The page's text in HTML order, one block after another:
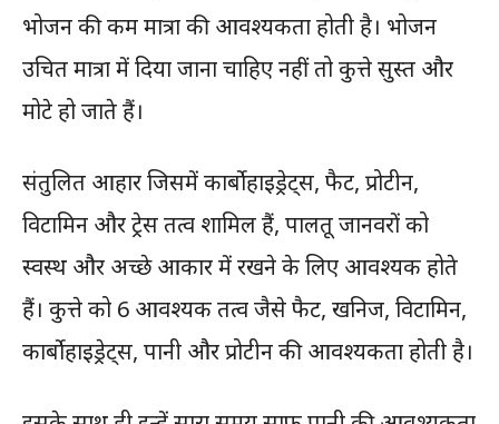
भोजन की कम मात्रा की आवश्यकता होती है। भोजन
उचित मात्रा में दिया जाना चाहिए नहीं तो कुत्ते सुस्त और
मोटे हो जाते हैं।
संतुलित आहार जिसमें कार्बोहाइड्रेट्स, फैट, प्रोटीन,
विटामिन और ट्रेस तत्व शामिल हैं, पालतू जानवरों को
स्वस्थ और अच्छे आकार में रखने के लिए आवश्यक होते
हैं। कुत्ते को 6 आवश्यक तत्व जैसे फैट, खनिज, विटामिन,
कार्बोहाइड्रेट्स, पानी और प्रोटीन की आवश्यकता होती है।